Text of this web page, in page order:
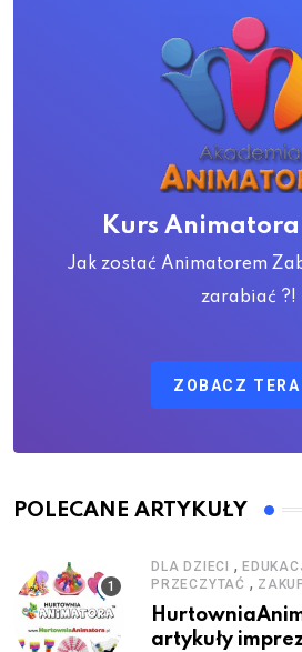
Kurs
Jak zostać Animatorem
zarabiać ?!
ZOBACZ
POLECANE ARTYKUŁY
DLA DZIECI ,
PRZECZYTAĆ ,
artykuły